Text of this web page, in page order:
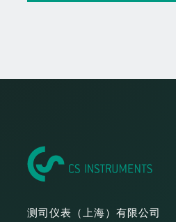
测司仪表（上海）有限公司